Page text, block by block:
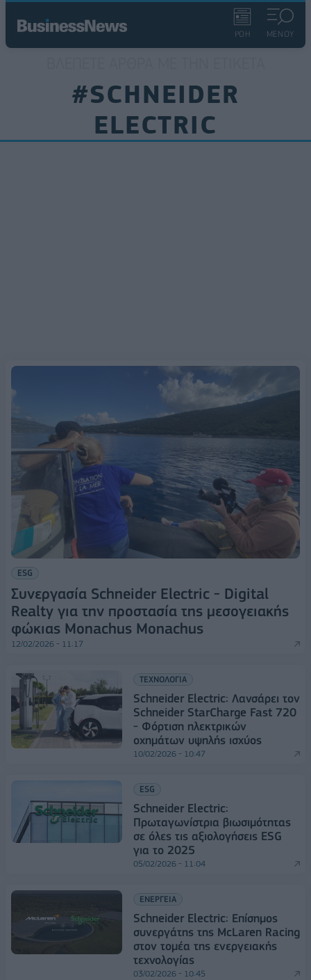
ΡΟΗ ΜΕΝΟΥ
#SCHNEIDER
ELECTRIC
ESG
Συνεργασία Schneider Electric - Digital
Realty για την προστασία της μεσογειακής
φώκιας Monachus Monachus
12/02/2026 - 11:17
ΤΕΧΝΟΛΟΓΙΑ
Schneider Electric: Λανσάρει τον
Schneider StarCharge Fast 720
- Φόρτιση ηλεκτρικών
οχημάτων υψηλής ισχύος
10/02/2026 - 10:47
ESG
Schneider Electric:
Πρωταγωνίστρια βιωσιμότητας
σε όλες τις αξιολογήσεις ESG
για το 2025
05/02/2026 - 11:04
ΕΝΕΡΓΕΙΑ
Schneider Electric: Επίσημος
συνεργάτης της McLaren Racing
στον τομέα της ενεργειακής
τεχνολογίας
03/02/2026 - 10:45